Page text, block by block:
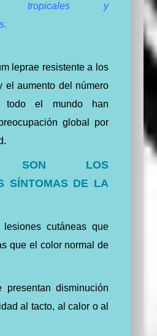
tropicales y
leprae resistente a los
el aumento del número
el mundo han
global por
SON LOS
SÍNTOMAS DE LA
cutáneas que
que el color normal de
presentan disminución
al tacto, al calor o al